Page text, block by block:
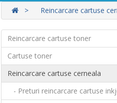
Reincarcare cartuse
Reincarcare cartuse toner
Cartuse toner
Reincarcare cartuse cerneala
- Preturi reincarcare cartuse